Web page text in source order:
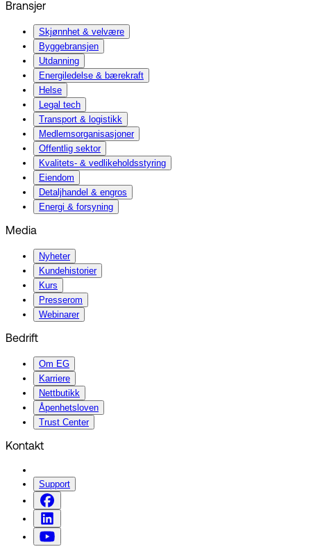
Bransjer
Skjønnhet & velvære
Byggebransjen
Utdanning
Energiledelse & bærekraft
Helse
Legal tech
Transport & logistikk
Medlemsorganisasjoner
Offentlig sektor
Kvalitets- & vedlikeholdsstyring
Eiendom
Detaljhandel & engros
Energi & forsyning
Media
Nyheter
Kundehistorier
Kurs
Presserom
Webinarer
Bedrift
Om EG
Karriere
Nettbutikk
Åpenhetsloven
Trust Center
Kontakt
Support